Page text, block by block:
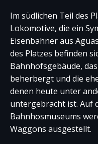
Im südlichen Teil des
Lokomotive, die ein
Eisenbahner aus
des Platzes befinden
Bahnhofsgebäude,
beherbergt und die
denen heute unter
untergebracht ist. Auf
Bahnhosmuseums
Waggons ausgestellt.